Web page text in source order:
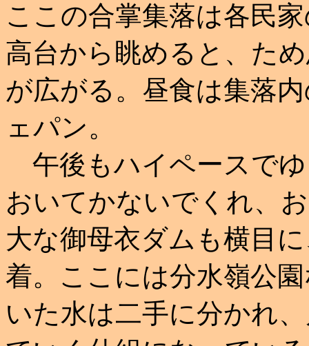
ここの合掌集落は各民
高台から眺めると、た
が広がる。昼食は集落
ェパン。
午後もハイペースで
おいてかないでくれ、
大な御母衣ダムも横目
着。ここには分水嶺公
いた水は二手に分かれ